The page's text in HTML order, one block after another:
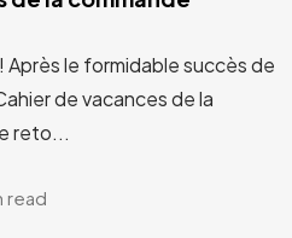
Après le formidable succès de
de vacances de la
reto...
read